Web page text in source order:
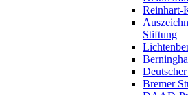
Reinhart-
Stiftung
Bremer